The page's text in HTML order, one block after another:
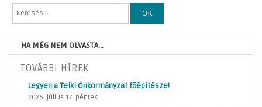
OK
HA MÉG NEM OLVASTA...
TOVÁBBI HÍREK
Legyen a Telki Önkormányzat főépítésze!
2026. július 17. péntek